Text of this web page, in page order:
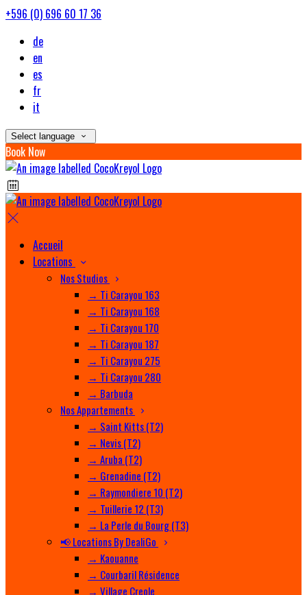
+596 (0) 696 60 17 36
de
en
es
fr
it
Select language
Book Now
Accueil
Locations
Nos Studios
→ Ti Carayou 163
→ Ti Carayou 168
→ Ti Carayou 170
→ Ti Carayou 187
→ Ti Carayou 275
→ Ti Carayou 280
→ Barbuda
Nos Appartements
→ Saint Kitts (T2)
→ Nevis (T2)
→ Aruba (T2)
→ Grenadine (T2)
→ Raymondiere 10 (T2)
→ Tuillerie 12 (T3)
→ La Perle du Bourg (T3)
📢 Locations By DealiGo
→ Kaouanne
→ Courbaril Résidence
→ Village Creole